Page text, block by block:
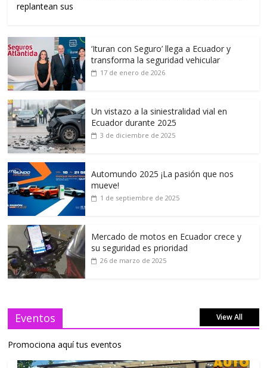
replantean sus
‘Ituran con Seguro’ llega a Ecuador y
transforma la seguridad vehicular
17 de enero de 2026
Un vistazo a la siniestralidad vial en
Ecuador durante 2025
3 de diciembre de 2025
Automundo 2025 ¡La pasión que nos
mueve!
1 de septiembre de 2025
Mercado de motos en Ecuador crece y
su seguridad es prioridad
26 de marzo de 2025
Eventos View All
Promociona aquí tus eventos